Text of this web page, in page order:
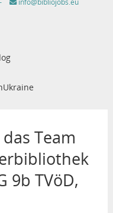
info@bibliojobs.eu
Team
9b TVöD,